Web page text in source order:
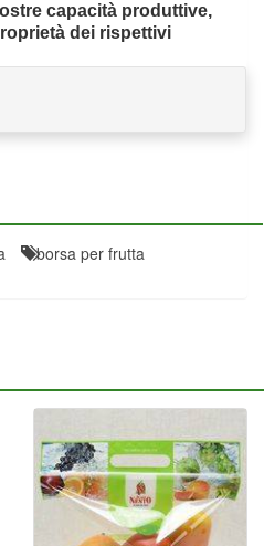
capacità produttive,
dei rispettivi
borsa per frutta